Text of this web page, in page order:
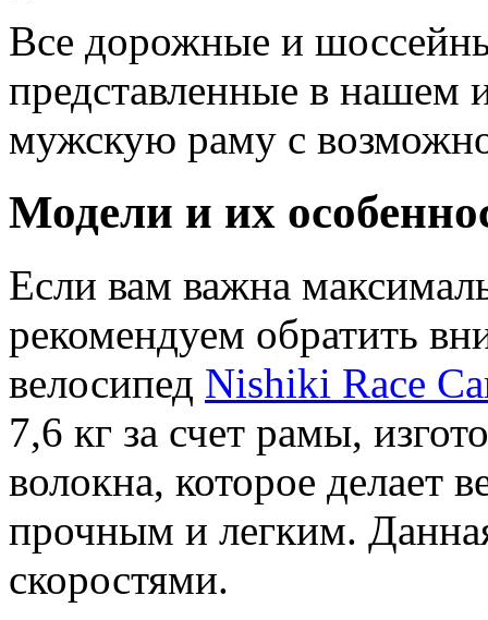
Все дорожные и
представленные в нашем
мужскую раму с
Модели и их
Если вам важна
рекомендуем обратить
велосипед Nishiki Race
7,6 кг за счет рамы,
волокна, которое делает
прочным и легким.
скоростями.